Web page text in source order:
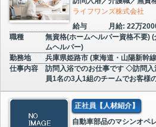
ライフワンズ株式会社
給与
月給: 22万
職種
無資格(ホームヘルパー資格不要)
ムヘルパー)
勤務地
兵庫県姫路市 (東海道・山陽新幹
仕事内容
訪問入浴でのお仕事です ◇訪問
員1名の3人1組のチームでお客様
正社員【人材紹介】
自動車部品のマシンオペ